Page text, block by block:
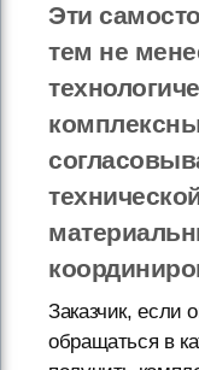
Эти
тем не
Заказчик, если
обращаться в